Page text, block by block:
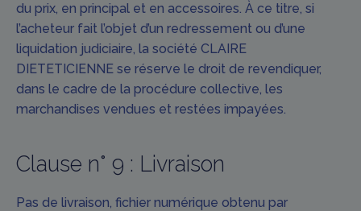
du prix, en principal et en accessoires. À ce titre, si
l’acheteur fait l’objet d’un redressement ou d’une
liquidation judiciaire, la société CLAIRE
DIETETICIENNE se réserve le droit de revendiquer,
dans le cadre de la procédure collective, les
marchandises vendues et restées impayées.
Clause n° 9 : Livraison
Pas de livraison, fichier numérique obtenu par